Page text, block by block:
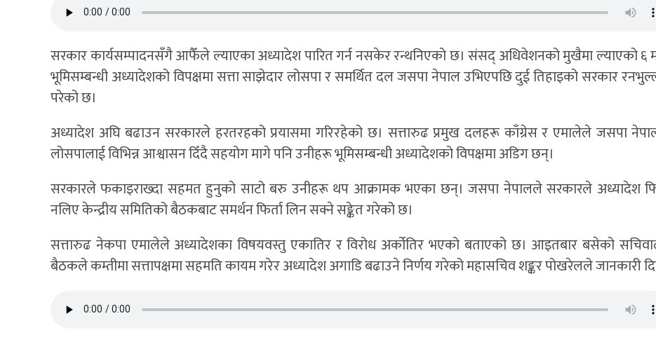
सरकार कार्यसम्पादनसँगै आफैँले ल्याएका अध्यादेश पारित गर्न नसकेर रन्थनिएको छ। संसद् अधिवेशनको मुखैमा ल्याएको ६
भूमिसम्बन्धी अध्यादेशको विपक्षमा सत्ता साझेदार लोसपा र समर्थित दल जसपा नेपाल उभिएपछि दुई तिहाइको सरकार
परेको छ।
अध्यादेश अघि बढाउन सरकारले हरतरहको प्रयासमा गरिरहेको छ। सत्तारुढ प्रमुख दलहरू काँग्रेस र एमालेले जसपा
लोसपालाई विभिन्न आश्वासन दिँदै सहयोग मागे पनि उनीहरू भूमिसम्बन्धी अध्यादेशको विपक्षमा अडिग छन्।
सरकारले फकाइराख्दा सहमत हुनुको साटो बरु उनीहरू थप आक्रामक भएका छन्। जसपा नेपालले सरकारले अध्यादेश
नलिए केन्द्रीय समितिको बैठकबाट समर्थन फिर्ता लिन सक्ने सङ्केत गरेको छ।
सत्तारुढ नेकपा एमालेले अध्यादेशका विषयवस्तु एकातिर र विरोध अर्कोतिर भएको बताएको छ। आइतबार बसेको
बैठकले कम्तीमा सत्तापक्षमा सहमति कायम गरेर अध्यादेश अगाडि बढाउने निर्णय गरेको महासचिव शङ्कर पोखरेलले जानकारी